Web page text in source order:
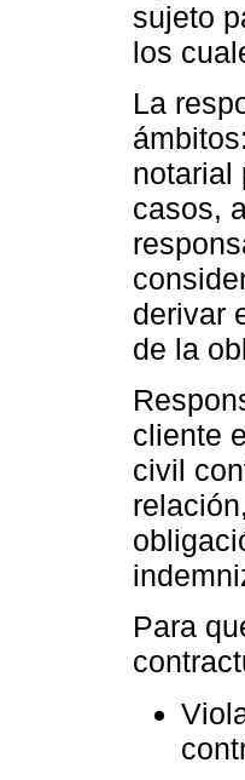
sujeto
los
La
notarial
casos,
derivar
de la
cliente
civil
Para